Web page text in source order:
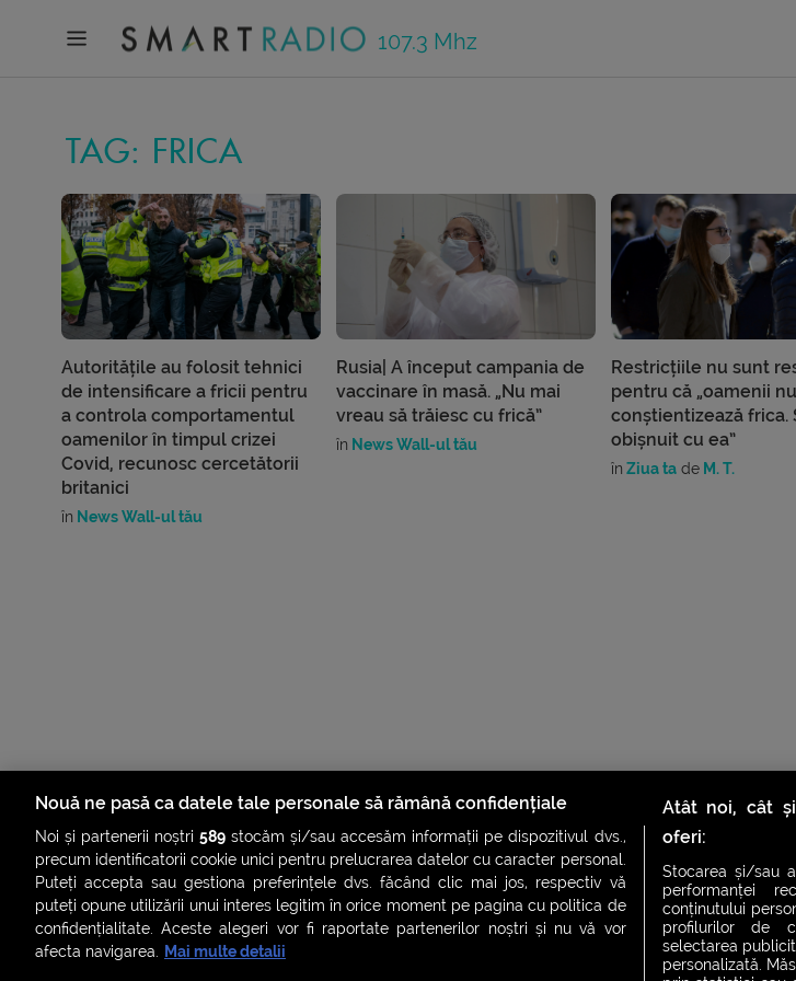
107.3 Mhz
TAG: FRICA
Autoritățile au folosit tehnici
de intensificare a fricii pentru
a controla comportamentul
oamenilor în timpul crizei
Covid, recunosc cercetătorii
britanici
în News Wall-ul tău
Rusia| A început campania de
vaccinare în masă. „Nu mai
vreau să trăiesc cu frică”
în News Wall-ul tău
Restricțiile nu sunt
pentru că „oamenii
conștientizează frica.
obișnuit cu ea”
în Ziua ta deM. T.
Nouă ne pasă ca datele tale personale să rămână confidențiale
Noi și partenerii noștri589 stocăm și/sau accesăm informații pe dispozitivul dvs.,
precum identificatorii cookie unici pentru prelucrarea datelor cu caracter personal.
Puteți accepta sau gestiona preferințele dvs. făcând clic mai jos, respectiv vă
puteți opune utilizării unui interes legitim în orice moment pe pagina cu politica de
confidențialitate. Aceste alegeri vor fi raportate partenerilor noștri și nu vă vor
afecta navigarea. Mai multe detalii
Atât noi, cât
oferi:
Stocarea și/sau
performanței
conținutului
profilurilor de
selectarea
personalizată.